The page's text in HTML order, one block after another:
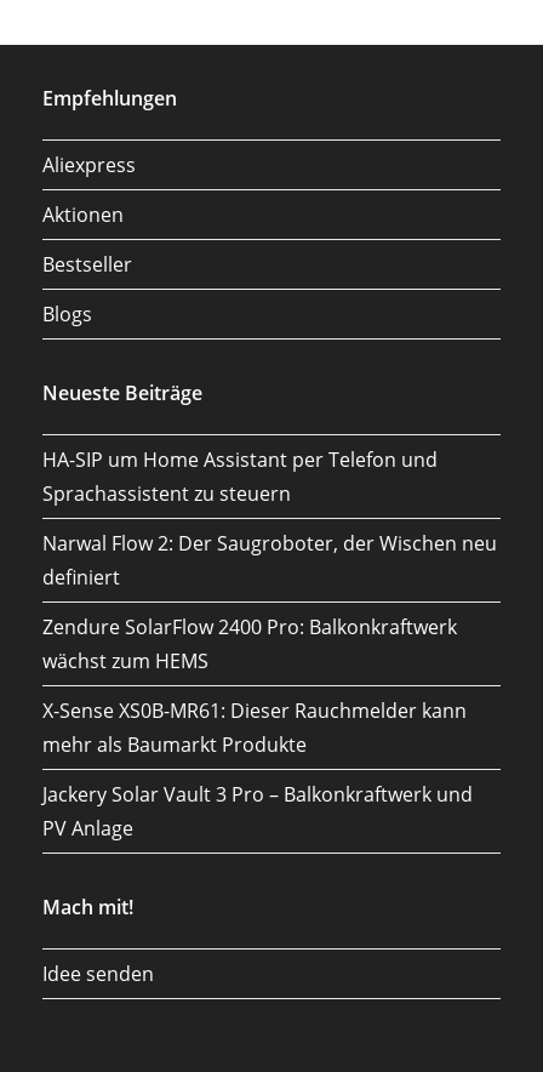
Empfehlungen
Aliexpress
Aktionen
Bestseller
Blogs
Neueste Beiträge
HA-SIP um Home Assistant per Telefon und
Sprachassistent zu steuern
Narwal Flow 2: Der Saugroboter, der Wischen neu
definiert
Zendure SolarFlow 2400 Pro: Balkonkraftwerk
wächst zum HEMS
X-Sense XS0B-MR61: Dieser Rauchmelder kann
mehr als Baumarkt Produkte
Jackery Solar Vault 3 Pro – Balkonkraftwerk und
PV Anlage
Mach mit!
Idee senden